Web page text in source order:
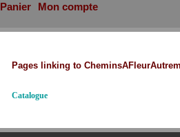
Panier
Mon compte
Pages linking to
Catalogue